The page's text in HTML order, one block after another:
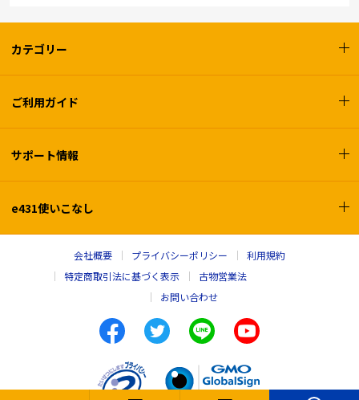
カテゴリー
ご利用ガイド
サポート情報
e431使いこなし
会社概要 プライバシーポリシー
利用規約
特定商取引法に基づく表示
古物営業法
お問い合わせ